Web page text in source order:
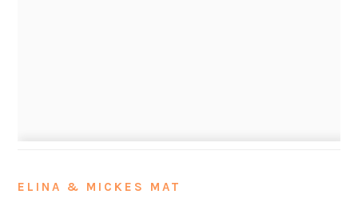
ELINA & MICKES MAT